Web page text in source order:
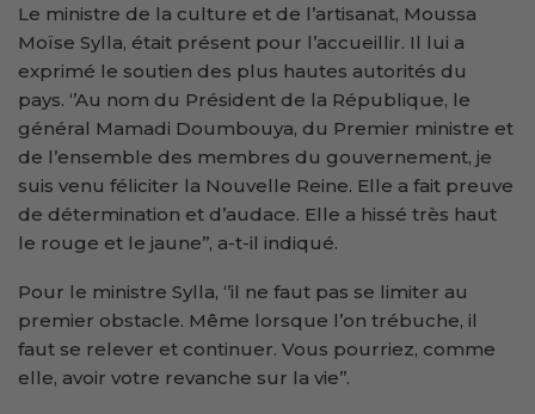
Le ministre de la culture et de l’artisanat, Moussa
Moïse Sylla, était présent pour l’accueillir. Il lui a
exprimé le soutien des plus hautes autorités du
pays. ‘’Au nom du Président de la République, le
général Mamadi Doumbouya, du Premier ministre et
de l’ensemble des membres du gouvernement, je
suis venu féliciter la Nouvelle Reine. Elle a fait preuve
de détermination et d’audace. Elle a hissé très haut
le rouge et le jaune’’, a-t-il indiqué.
Pour le ministre Sylla, ‘’il ne faut pas se limiter au
premier obstacle. Même lorsque l’on trébuche, il
faut se relever et continuer. Vous pourriez, comme
elle, avoir votre revanche sur la vie’’.